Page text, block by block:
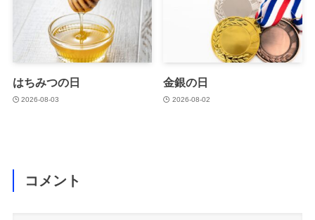
はちみつの日
2026-08-03
金銀の日
2026-08-02
コメント